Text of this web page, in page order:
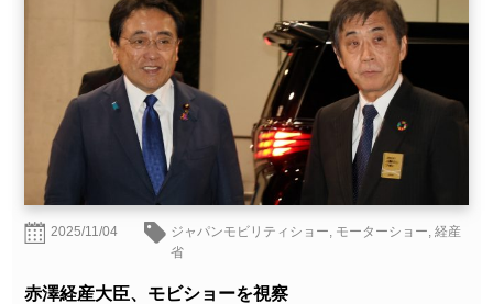
2025/11/04 ジャパンモビリティショー モーターショー ,経産
省
赤澤経産大臣、モビショーを視察